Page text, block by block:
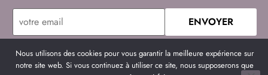
Nous utilisons des cookies pour vous garantir la meilleure expérience sur
notre site web. Si vous continuez à utiliser ce site, nous supposerons que